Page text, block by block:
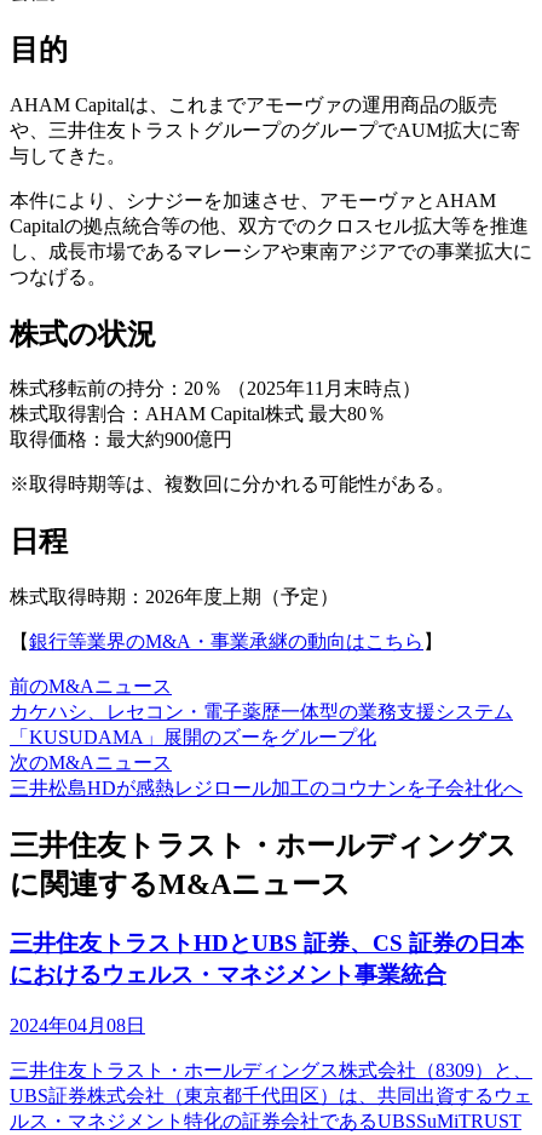
目的
AHAM Capitalは、これまでアモーヴァの運用商品の販売
や、三井住友トラストグループのグループでAUM拡大に寄
与してきた。
本件により、シナジーを加速させ、アモーヴァとAHAM
Capitalの拠点統合等の他、双方でのクロスセル拡大等を推進
し、成長市場であるマレーシアや東南アジアでの事業拡大に
つなげる。
株式の状況
株式移転前の持分：20％ （2025年11月末時点）
株式取得割合：AHAM Capital株式 最大80％
取得価格：最大約900億円
※取得時期等は、複数回に分かれる可能性がある。
日程
株式取得時期：2026年度上期（予定）
【銀行等業界のM&A・事業承継の動向はこちら 】
前のM&Aニュース
カケハシ、レセコン・電子薬歴一体型の業務支援システム
「KUSUDAMA」展開のズーをグループ化
次のM&Aニュース
三井松島HDが感熱レジロール加工のコウナンを子会社化へ
三井住友トラスト・ホールディングス
に関連するM&Aニュース
三井住友トラストHDとUBS 証券、CS 証券の日本
におけるウェルス・マネジメント事業統合
2024年04月08日
三井住友トラスト・ホールディングス株式会社（8309）と、
UBS証券株式会社（東京都千代田区）は、共同出資するウェ
ルス・マネジメント特化の証券会社であるUBSSuMiTRUST